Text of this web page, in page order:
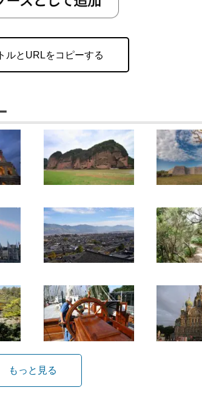
ルとURLをコピーする
もっと見る